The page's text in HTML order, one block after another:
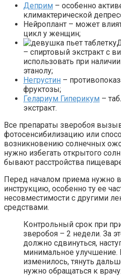
Деприм – особенно
климактерической
Нейроплант – может
цикл у женщин;
– спиртовый экстракт с
использовать при
этанолу;
Негрустин –
фруктозы;
Гелариум Гиперикум –
экстракт.
Все препараты зверобоя
фотосенсибилизацию или
возникновению солнечных
нужно избегать открытого
бывают расстройства
Перед началом приема нужно
инструкцию, особенно ту ее
несовместимости с другими
средствами.
Контрольный срок при
зверобоя – 2 недели. За
должно сдвинуться,
минимальное улучшение.
изменилось, тянуть
нужно обращаться к врачу.